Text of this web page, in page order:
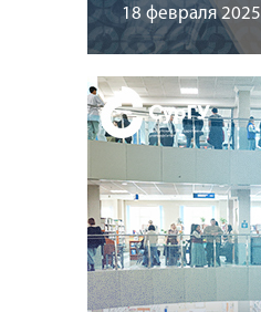
18 февраля 2025